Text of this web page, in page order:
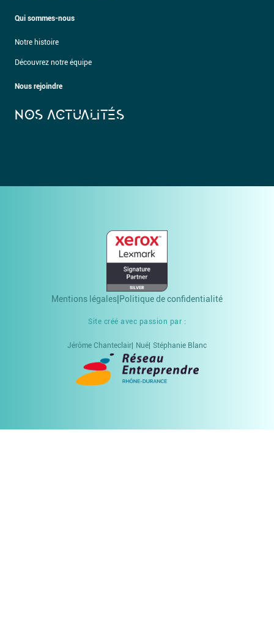
Qui sommes-nous
Notre histoire
Découvrez notre équipe
Nous rejoindre
NOS ACTUALITÉS
Mentions légales Politique de confidentialité
Site créé avec passion par :
Jérôme Chanteclair Nué Stéphanie Blanc